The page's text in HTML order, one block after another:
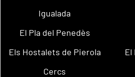
Igualada
El Pla del Penedès
Els Hostalets de Pierola
El
Cercs